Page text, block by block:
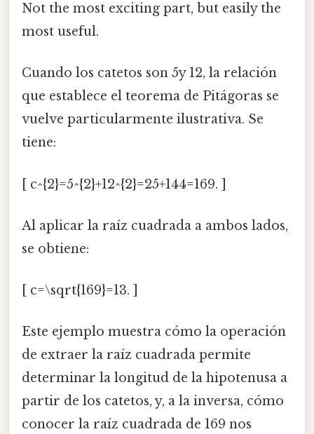
Not the most exciting part, but easily the
most useful.
Cuando los catetos son 5y 12, la relación
que establece el teorema de Pitágoras se
vuelve particularmente ilustrativa. Se
tiene:
[ c^{2}=5^{2}+12^{2}=25+144=169. ]
Al aplicar la raíz cuadrada a ambos lados,
se obtiene:
[ c=\sqrt{169}=13. ]
Este ejemplo muestra cómo la operación
de extraer la raíz cuadrada permite
determinar la longitud de la hipotenusa a
partir de los catetos, y, a la inversa, cómo
conocer la raíz cuadrada de 169 nos